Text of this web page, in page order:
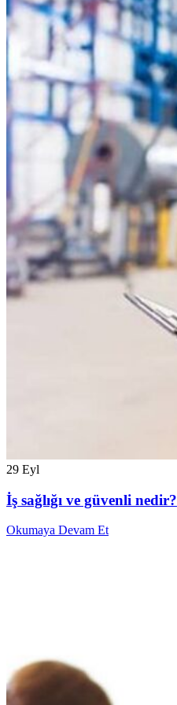
29 Eyl
İş sağlığı ve güvenli nedir?
Okumaya Devam Et